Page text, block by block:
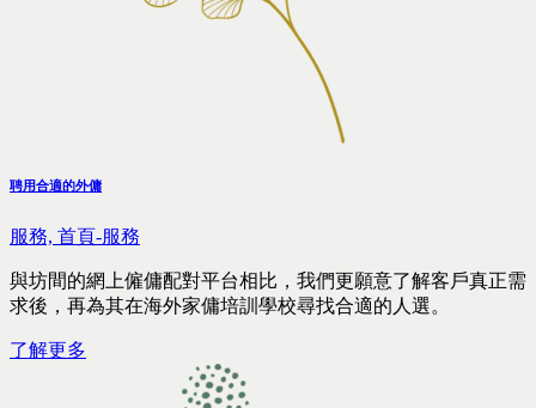
聘用合適的外傭
服務, 首頁-服務
與坊間的網上僱傭配對平台相比，我們更願意了解客戶真正需
求後，再為其在海外家傭培訓學校尋找合適的人選。
了解更多